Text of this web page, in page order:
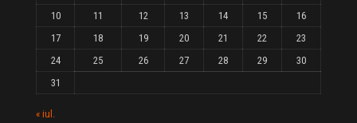
10
11 12 13 14 15
16
17
18 19 20 21 22
23
24
25 26 27 28 29
30
31
« iul.